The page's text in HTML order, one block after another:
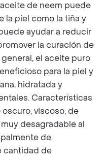
de neem puede
la piel como la tiña y
ayudar a reducir
la curación de
el aceite puro
para la piel y
hidratada y
Características
viscoso, de
desagradable al
de
cantidad de